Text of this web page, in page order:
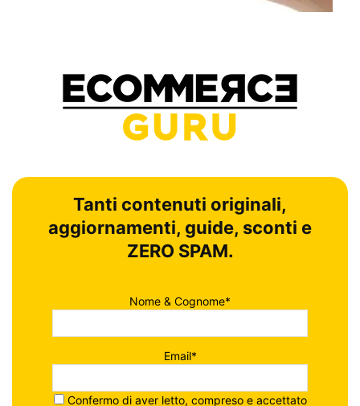
Tanti contenuti originali,
aggiornamenti, guide, sconti e
ZERO SPAM.
Nome & Cognome*
Email*
Confermo di aver letto, compreso e accettato